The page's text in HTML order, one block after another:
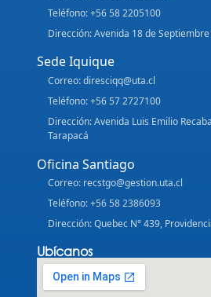
Teléfono: +56 58 2205100
Dirección: Avenida 18 de Septiembre
Sede Iquique
Correo: diresciqq@uta.cl
Teléfono: +56 57 2727100
Dirección: Avenida Luis Emilio
Tarapacá
Oficina Santiago
Correo: recstgo@gestion.uta.cl
Teléfono: +56 58 2386093
Dirección: Quebec N° 439,
Ubícanos